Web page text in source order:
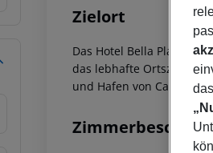
Zielort
Das Hotel Bella Playa &
das lebhafte Ortszentrum
und Hafen von Cala